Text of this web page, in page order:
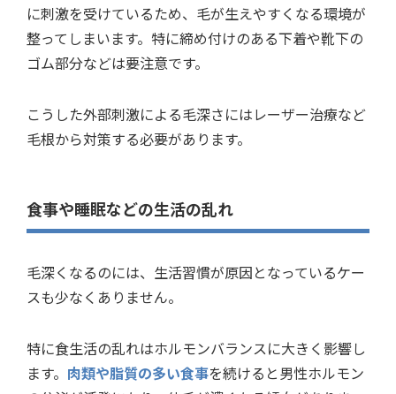
に刺激を受けているため、毛が生えやすくなる環境が
整ってしまいます。特に締め付けのある下着や靴下の
ゴム部分などは要注意です。
こうした外部刺激による毛深さにはレーザー治療など
毛根から対策する必要があります。
食事や睡眠などの生活の乱れ
毛深くなるのには、生活習慣が原因となっているケー
スも少なくありません。
特に食生活の乱れはホルモンバランスに大きく影響し
ます。 肉類や脂質の多い食事を続けると男性ホルモン